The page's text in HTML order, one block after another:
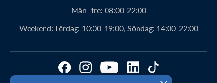
Rabattkoder
Bästa produktrekommendationer
Storleksguider
Klubbavtal
Watery-ambassadör
Kundomdömen
Mån–fre: 08:00-22:00
Weekend: Lördag: 10:00-19:00, Söndag: 14:00-22:00